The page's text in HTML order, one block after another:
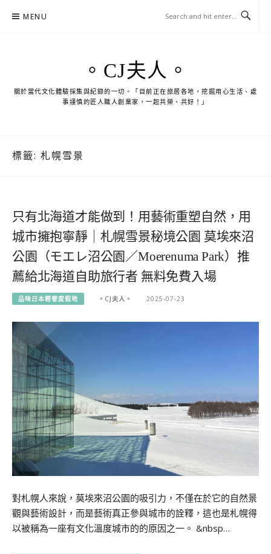
MENU
。CJ夫人。
關於當代文化體驗採集與紀錄的一切。「目前正在旅居各地，挖掘用心生活、處
事謹慎的匠人職人創業家，一起共榮、共好！」
標籤: 札幌雪景
只有北海道才能做到！用藝術重塑自然，用
城市擁抱寧靜｜札幌雪景秘境公園 莫埃來沼
公園（モエレ沼公園／Moerenuma Park）推
薦給北海道自助旅行者 無料免費入場
品味日本輕奢度假地 。CJ夫人。 2025-07-23
對札幌人來說，莫埃來沼公園的吸引力，不僅在於它的自然景
觀與藝術設計，而是藝術真正參與城市的詮釋，這也是札幌得
以被稱為一座有文化溫度城市的的原因之一。 &nbsp…